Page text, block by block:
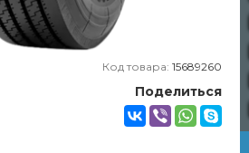
Код товара: 15689260
Поделиться